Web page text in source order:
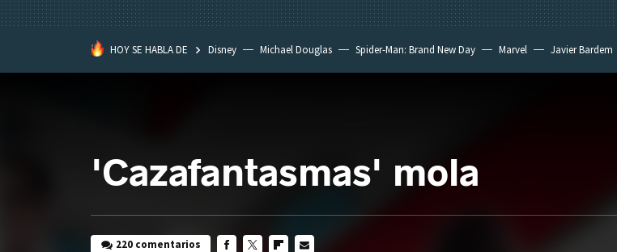
HOY SE HABLA DE Disney Michael Douglas Spider-Man: Brand New Day Marvel Javier Bardem
'Cazafantasmas' mola
220 comentarios